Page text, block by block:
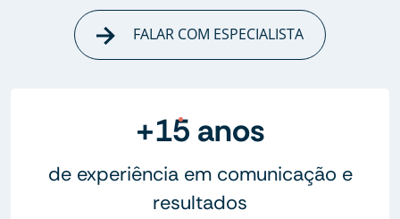
FALAR COM ESPECIALISTA
+15 anos
de experiência em comunicação e
resultados